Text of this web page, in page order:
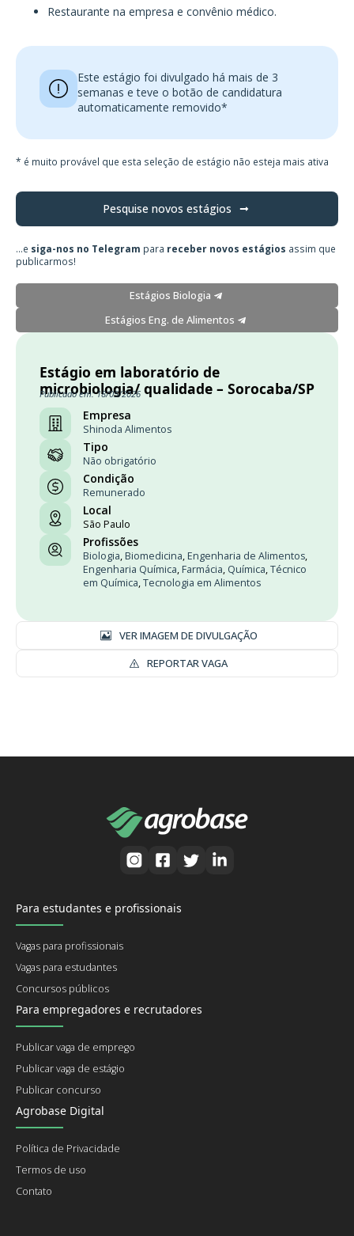
Restaurante na empresa e convênio médico.
Este estágio foi divulgado há mais de 3
semanas e teve o botão de candidatura
automaticamente removido*
* é muito provável que esta seleção de estágio não esteja mais ativa
Pesquise novos estágios
...e siga-nos no Telegram para receber novos estágios assim que
publicarmos!
Estágios Biologia
Estágios Eng. de Alimentos
Estágio em laboratório de
microbiologia/ qualidade – Sorocaba/SP
Publicado em: 18/05/2026
Empresa
Shinoda Alimentos
Tipo
Não obrigatório
Condição
Remunerado
Local
São Paulo
Profissões
Biologia, Biomedicina, Engenharia de Alimentos,
Engenharia Química, Farmácia, Química,Técnico
em Química,Tecnologia em Alimentos
VER IMAGEM DE DIVULGAÇÃO
REPORTAR VAGA
Para estudantes e profissionais
Vagas para profissionais
Vagas para estudantes
Concursos públicos
Para empregadores e recrutadores
Publicar vaga de emprego
Publicar vaga de estágio
Publicar concurso
Agrobase Digital
Política de Privacidade
Termos de uso
Contato